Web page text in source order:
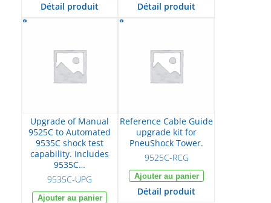
Détail produit Détail produit
Upgrade of Manual
9525C to Automated
9535C shock test
capability. Includes
9535C…
9535C-UPG
Ajouter au panier
Reference Cable Guide
upgrade kit for
PneuShock Tower.
9525C-RCG
Ajouter au panier
Détail produit